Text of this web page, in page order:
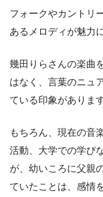
フォークやカントリ
あるメロディが魅力
幾田りらさんの楽曲
はなく、言葉のニュ
ている印象があります
もちろん、現在の音
活動、大学での学び
が、幼いころに父親
ていたことは、感情